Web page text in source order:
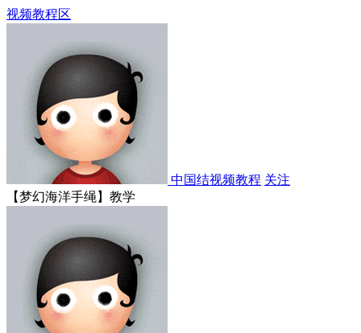
视频教程区
中国结视频教程 关注
【梦幻海洋手绳】教学